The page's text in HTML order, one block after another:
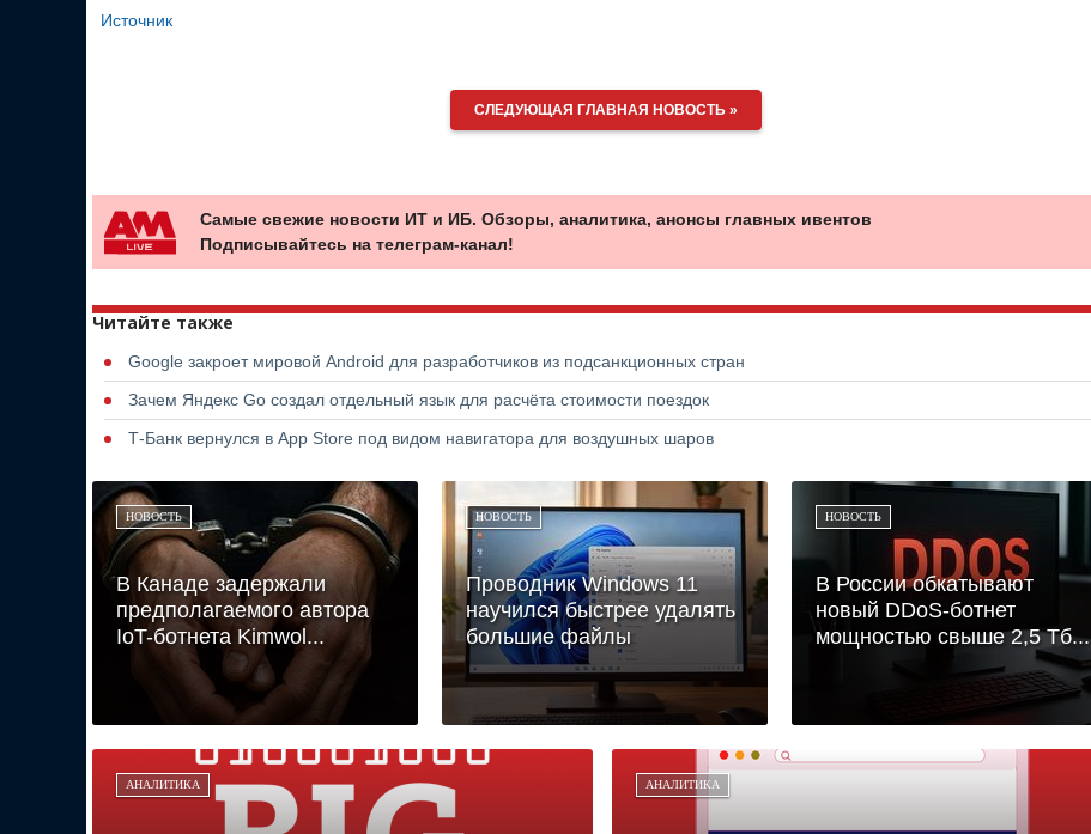
Источник
СЛЕДУЮЩАЯ ГЛАВНАЯ НОВОСТЬ »
Самые свежие новости ИТ и ИБ. Обзоры, аналитика, анонсы главных ивентов
Подписывайтесь на телеграм-канал!
Читайте также
Google закроет мировой Android для разработчиков из подсанкционных стран
Зачем Яндекс Go создал отдельный язык для расчёта стоимости поездок
Т-Банк вернулся в App Store под видом навигатора для воздушных шаров
НОВОСТЬ
В Канаде задержали
предполагаемого автора
IoT-ботнета Kimwol...
НОВОСТЬ
Проводник Windows 11
научился быстрее удалять
большие файлы
НОВОСТЬ
В России обкатывают
новый DDoS-ботнет
мощностью свыше 2,5 Тб...
АНАЛИТИКА АНАЛИТИКА